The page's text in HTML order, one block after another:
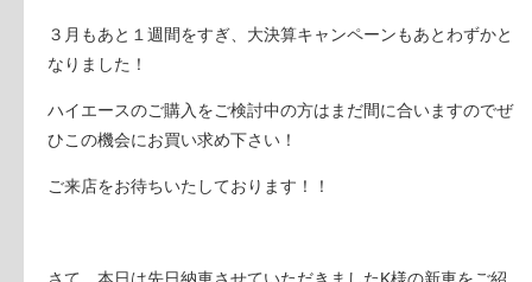
３月もあと１週間をすぎ、大決算キャンペーンもあとわずかと
なりました！
ハイエースのご購入をご検討中の方はまだ間に合いますのでぜ
ひこの機会にお買い求め下さい！
ご来店をお待ちいたしております！！